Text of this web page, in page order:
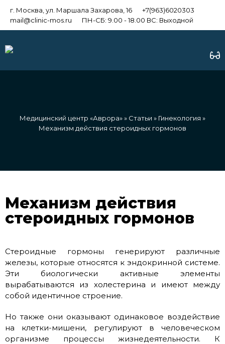
г. Москва, ул. Маршала Захарова, 16
+7(963)6020303
mail@clinic-mos.ru
ПН-СБ: 9.00 - 18.00 ВС: Выходной
Медицинский центр «Аврора»» Статьи » Гинекология »
Механизм действия стероидных гормонов
Механизм действия
стероидных гормонов
Стероидные гормоны генерируют различные
железы, которые относятся к эндокринной системе.
Эти биологически активные элементы
вырабатываются из холестерина и имеют между
собой идентичное строение.
Но также они оказывают одинаковое воздействие
на клетки-мишени, регулируют в человеческом
организме процессы жизнедеятельности. К